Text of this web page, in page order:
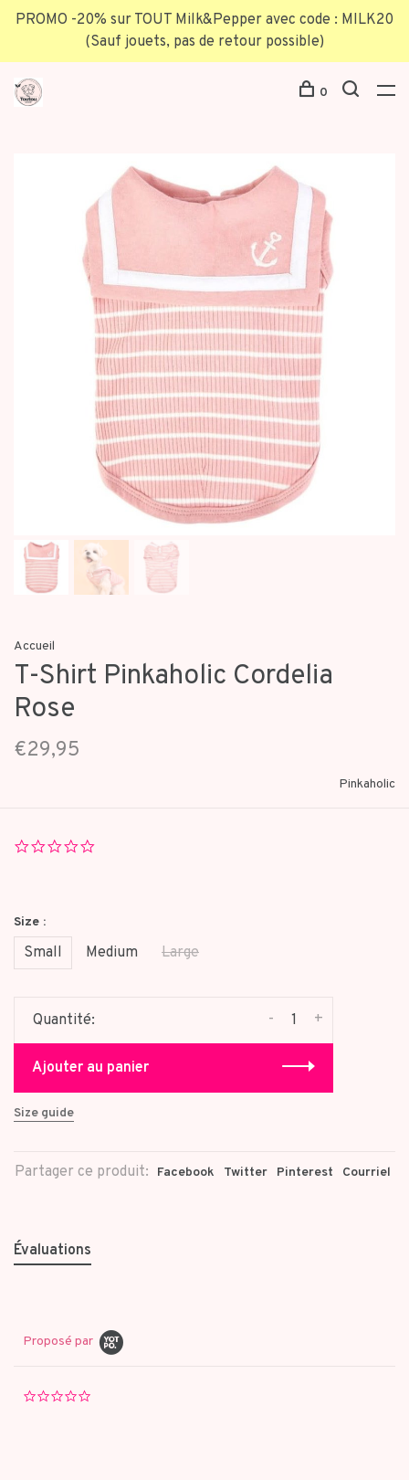
PROMO -20% sur TOUT Milk&Pepper avec code : MILK20
(Sauf jouets, pas de retour possible)
0
Accueil
T-Shirt Pinkaholic Cordelia
Rose
€29,95
Pinkaholic
Size :
Small Medium Large
Quantité: +
-
Ajouter au panier
Size guide
Partager ce produit: Facebook Twitter Pinterest Courriel
Évaluations
Proposé par